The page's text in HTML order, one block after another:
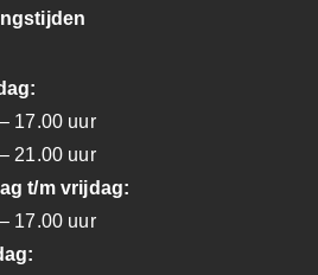
17.00 uur
21.00 uur
t/m vrijdag:
17.00 uur